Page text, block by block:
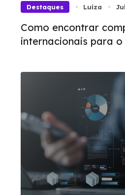
Destaques Luíza
Como encontrar
internacionais para